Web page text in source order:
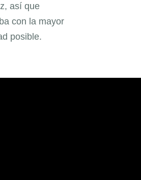
así que
con la mayor
posible.